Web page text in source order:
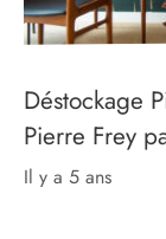
Déstockage
Pierre Frey
il y a 5 ans